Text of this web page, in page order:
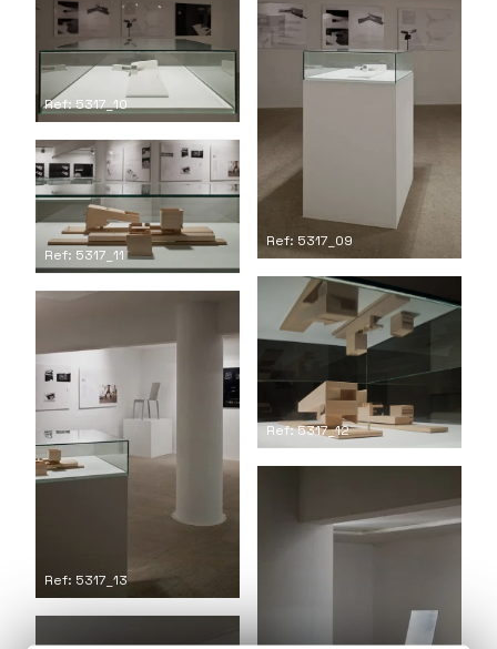
Ref: 5317_09
Ref: 5317_10
Ref: 5317_11
Ref: 5317_12
Ref: 5317_13